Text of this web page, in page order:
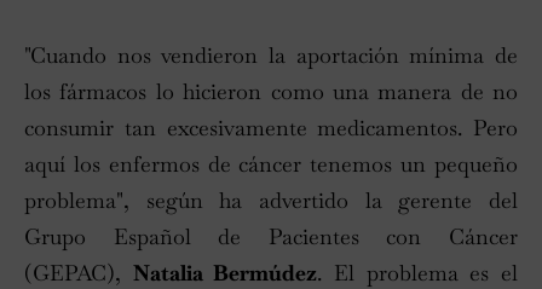
"Cuando nos vendieron la aportación mínima de
los fármacos lo hicieron como una manera de no
consumir tan excesivamente medicamentos. Pero
aquí los enfermos de cáncer tenemos un pequeño
problema", según ha advertido la gerente del
Grupo Español de Pacientes con Cáncer
(GEPAC), Natalia Bermúdez. El problema es el